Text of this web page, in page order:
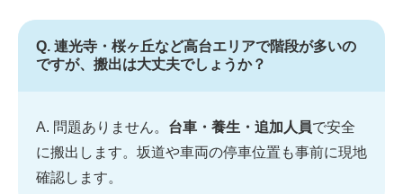
Q. 連光寺・桜ヶ丘など高台エリアで階段が多いの
ですが、搬出は大丈夫でしょうか？
A. 問題ありません。 台車・養生・追加人員で安全
に搬出します。坂道や車両の停車位置も事前に現地
確認します。